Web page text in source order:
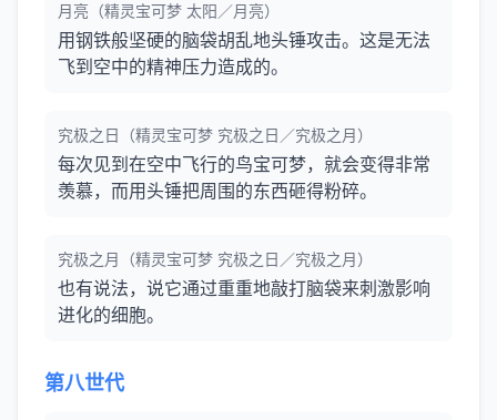
月亮（精灵宝可梦 太阳／月亮）
用钢铁般坚硬的脑袋胡乱地头锤攻击。这是无法
飞到空中的精神压力造成的。
究极之日（精灵宝可梦 究极之日／究极之月）
每次见到在空中飞行的鸟宝可梦，就会变得非常
羡慕，而用头锤把周围的东西砸得粉碎。
究极之月（精灵宝可梦 究极之日／究极之月）
也有说法，说它通过重重地敲打脑袋来刺激影响
进化的细胞。
第八世代